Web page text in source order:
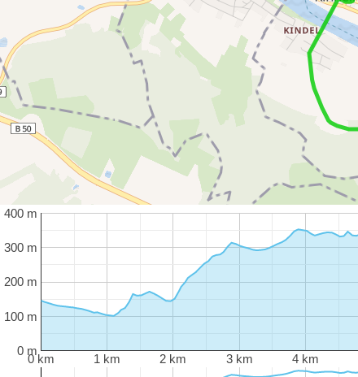
0 km 1 km 2 km 3 km 4 km
0 m
100 m
200 m
300 m
400 m